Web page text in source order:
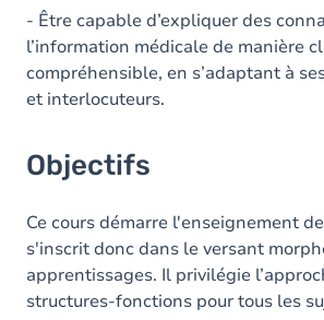
- Être capable d’expliquer des
l’information médicale de manière
compréhensible, en s’adaptant à
et interlocuteurs.
Objectifs
Ce cours démarre l'enseignement
s'inscrit donc dans le versant
apprentissages. Il privilégie
structures-fonctions pour tous les